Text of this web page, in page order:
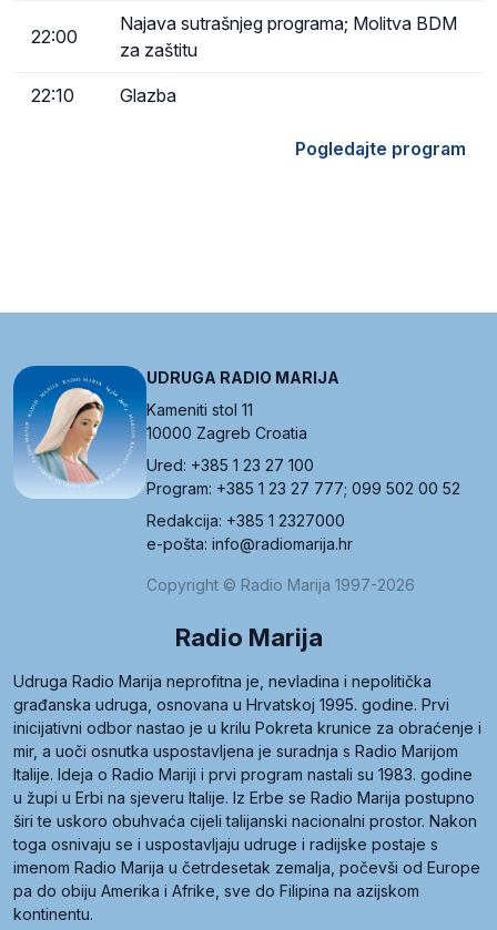
22:00
Najava sutrašnjeg programa; Molitva BDM
za zaštitu
22:10 Glazba
Pogledajte program
UDRUGA RADIO MARIJA
Kameniti stol 11
10000 Zagreb Croatia
Ured: +385 1 23 27 100
Program: +385 1 23 27 777; 099 502 00 52
Redakcija: +385 1 2327000
e-pošta: info@radiomarija.hr
Copyright © Radio Marija 1997-2026
Radio Marija
Udruga Radio Marija neprofitna je, nevladina i nepolitička
građanska udruga, osnovana u Hrvatskoj 1995. godine. Prvi
inicijativni odbor nastao je u krilu Pokreta krunice za obraćenje i
mir, a uoči osnutka uspostavljena je suradnja s Radio Marijom
Italije. Ideja o Radio Mariji i prvi program nastali su 1983. godine
u župi u Erbi na sjeveru Italije. Iz Erbe se Radio Marija postupno
širi te uskoro obuhvaća cijeli talijanski nacionalni prostor. Nakon
toga osnivaju se i uspostavljaju udruge i radijske postaje s
imenom Radio Marija u četrdesetak zemalja, počevši od Europe
pa do obiju Amerika i Afrike, sve do Filipina na azijskom
kontinentu.